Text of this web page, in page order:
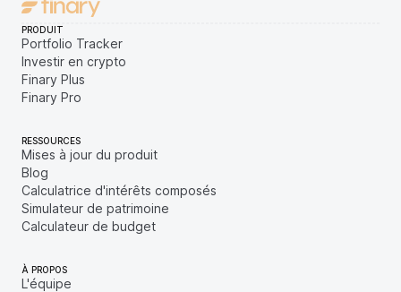
PRODUIT
Portfolio Tracker
Investir en crypto
Finary Plus
Finary Pro
RESSOURCES
Mises à jour du produit
Blog
Calculatrice d'intérêts composés
Simulateur de patrimoine
Calculateur de budget
À PROPOS
L'équipe